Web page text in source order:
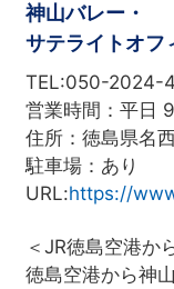
神山バレー・
サテライトオフ
TEL:050-2024-
営業時間：平日
住所：徳島県名
駐車場：あり
URL:https://
＜JR徳島空港か
徳島空港から神